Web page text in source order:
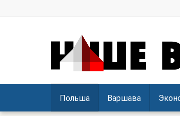
Польша Варшава